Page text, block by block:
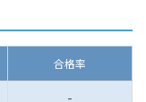
合格率
-